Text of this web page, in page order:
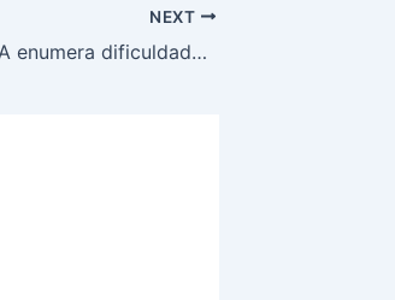
NEXT
SESCON-PA enumera dificuldades de empresários à SEFA